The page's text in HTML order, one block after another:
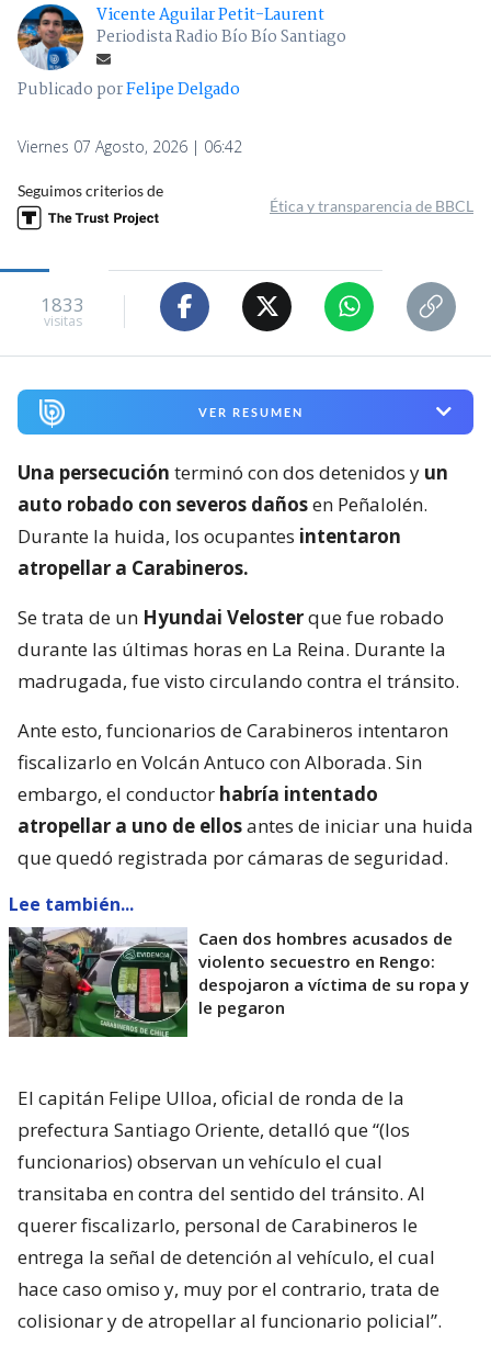
Vicente Aguilar Petit-Laurent
Periodista Radio Bío Bío Santiago
Publicado porFelipe Delgado
Viernes 07 Agosto, 2026 | 06:42
Seguimos criterios de
Ética y transparencia de BBCL
1833
visitas
VER RESUMEN
Una persecución terminó con dos detenidos y un
auto robado con severos dañosen Peñalolén.
Durante la huida, los ocupantes intentaron
atropellar a Carabineros.
Se trata de un Hyundai Velosterque fue robado
durante las últimas horas en La Reina. Durante la
madrugada, fue visto circulando contra el tránsito.
Ante esto, funcionarios de Carabineros intentaron
fiscalizarlo en Volcán Antuco con Alborada. Sin
embargo, el conductor habría intentado
atropellar a uno de ellosantes de iniciar una huida
que quedó registrada por cámaras de seguridad.
Lee también...
Caen dos hombres acusados de
violento secuestro en Rengo:
despojaron a víctima de su ropa y
le pegaron
El capitán Felipe Ulloa, oficial de ronda de la
prefectura Santiago Oriente, detalló que “(los
funcionarios) observan un vehículo el cual
transitaba en contra del sentido del tránsito. Al
querer fiscalizarlo, personal de Carabineros le
entrega la señal de detención al vehículo, el cual
hace caso omiso y, muy por el contrario, trata de
colisionar y de atropellar al funcionario policial”.